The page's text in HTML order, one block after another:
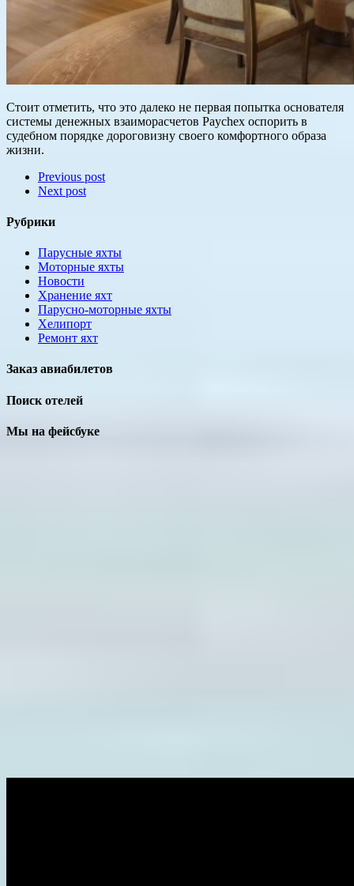
Стоит отметить, что это далеко не первая попытка основателя
системы денежных взаиморасчетов Paychex оспорить в
судебном порядке дороговизну своего комфортного образа
жизни.
Previous post
Next post
Рубрики
Парусные яхты
Моторные яхты
Новости
Хранение яхт
Парусно-моторные яхты
Хелипорт
Ремонт яхт
Заказ авиабилетов
Поиск отелей
Мы на фейсбуке